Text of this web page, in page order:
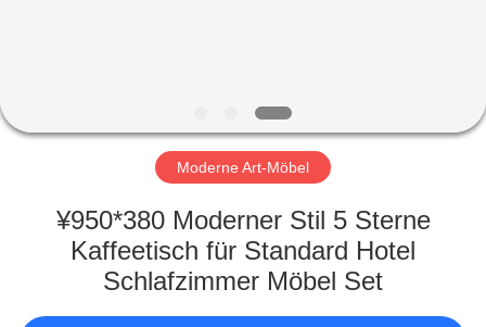
VR-
ÜBER
Moderne Art-Möbel
¥950*380 Moderner Stil 5 Sterne
Kaffeetisch für Standard Hotel
Schlafzimmer Möbel Set